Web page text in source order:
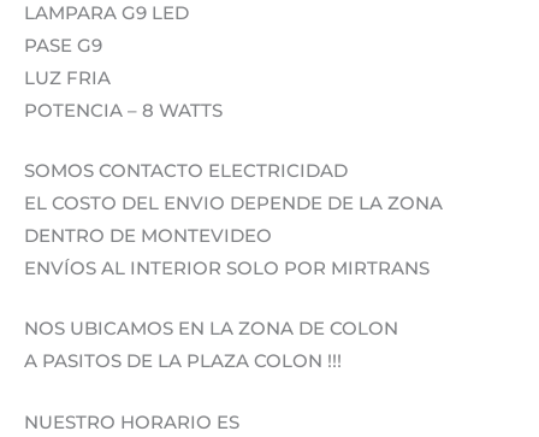
LAMPARA G9 LED
PASE G9
LUZ FRIA
POTENCIA – 8 WATTS
SOMOS CONTACTO ELECTRICIDAD
EL COSTO DEL ENVIO DEPENDE DE LA ZONA
DENTRO DE MONTEVIDEO
ENVÍOS AL INTERIOR SOLO POR MIRTRANS
NOS UBICAMOS EN LA ZONA DE COLON
A PASITOS DE LA PLAZA COLON !!!
NUESTRO HORARIO ES